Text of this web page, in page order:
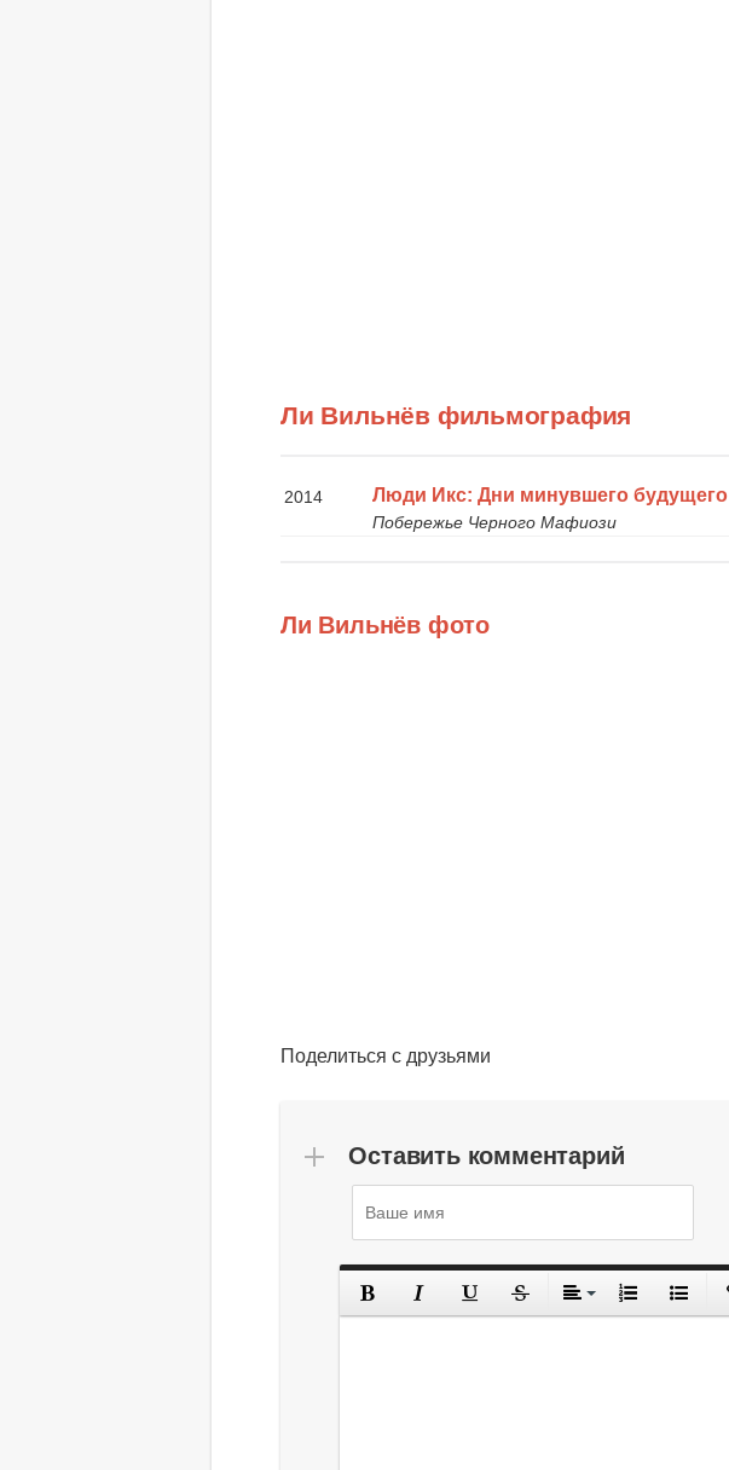
Ли Вильнёв фильмография
2014 Люди Икс: Дни минувшего будущего
Побережье Черного Мафиози
Ли Вильнёв фото
Поделиться с друзьями
Оставить комментарий